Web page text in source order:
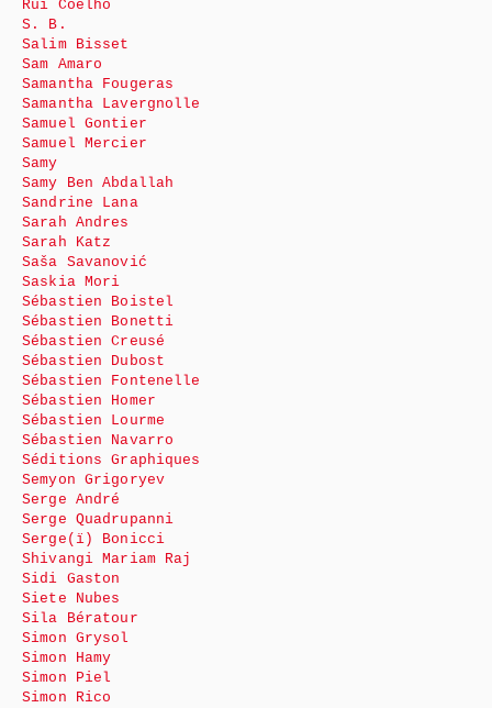
Rui Coelho
S. B.
Salim Bisset
Sam Amaro
Samantha Fougeras
Samantha Lavergnolle
Samuel Gontier
Samuel Mercier
Samy
Samy Ben Abdallah
Sandrine Lana
Sarah Andres
Sarah Katz
Saša Savanović
Saskia Mori
Sébastien Boistel
Sébastien Bonetti
Sébastien Creusé
Sébastien Dubost
Sébastien Fontenelle
Sébastien Homer
Sébastien Lourme
Sébastien Navarro
Séditions Graphiques
Semyon Grigoryev
Serge André
Serge Quadrupanni
Serge(ï) Bonicci
Shivangi Mariam Raj
Sidi Gaston
Siete Nubes
Sila Bératour
Simon Grysol
Simon Hamy
Simon Piel
Simon Rico